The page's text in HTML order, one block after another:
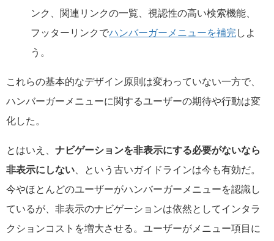
ンク、関連リンクの一覧、視認性の高い検索機能、
フッターリンクでハンバーガーメニューを補完しよ
う。
これらの基本的なデザイン原則は変わっていない一方で、
ハンバーガーメニューに関するユーザーの期待や行動は変
化した。
とはいえ、 ナビゲーションを非表示にする必要がないなら
非表示にしない、という古いガイドラインは今も有効だ。
今やほとんどのユーザーがハンバーガーメニューを認識し
ているが、非表示のナビゲーションは依然としてインタラ
クションコストを増大させる。ユーザーがメニュー項目に